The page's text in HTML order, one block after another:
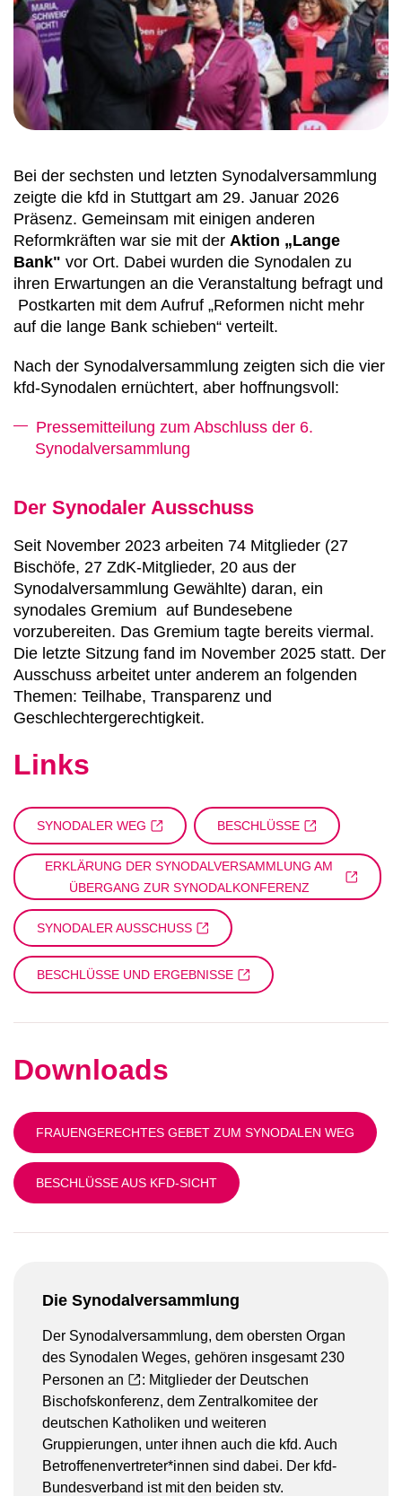
Bei der sechsten und letzten Synodalversammlung
zeigte die kfd in Stuttgart am 29. Januar 2026
Präsenz. Gemeinsam mit einigen anderen
Reformkräften war sie mit der Aktion „Lange
Bank" vor Ort. Dabei wurden die Synodalen zu
ihren Erwartungen an die Veranstaltung befragt und
Postkarten mit dem Aufruf „Reformen nicht mehr
auf die lange Bank schieben“ verteilt.
Nach der Synodalversammlung zeigten sich die vier
kfd-Synodalen ernüchtert, aber hoffnungsvoll:
Pressemitteilung zum Abschluss der 6.
Synodalversammlung
Der Synodaler Ausschuss
Seit November 2023 arbeiten 74 Mitglieder (27
Bischöfe, 27 ZdK-Mitglieder, 20 aus der
Synodalversammlung Gewählte) daran, ein
synodales Gremium auf Bundesebene
vorzubereiten. Das Gremium tagte bereits viermal.
Die letzte Sitzung fand im November 2025 statt. Der
Ausschuss arbeitet unter anderem an folgenden
Themen: Teilhabe, Transparenz und
Geschlechtergerechtigkeit.
Links
SYNODALER WEG BESCHLÜSSE
ERKLÄRUNG DER SYNODALVERSAMMLUNG AM
ÜBERGANG ZUR SYNODALKONFERENZ
SYNODALER AUSSCHUSS
BESCHLÜSSE UND ERGEBNISSE
Downloads
FRAUENGERECHTES GEBET ZUM SYNODALEN WEG
BESCHLÜSSE AUS KFD-SICHT
Die Synodalversammlung
Der Synodalversammlung, dem obersten Organ
des Synodalen Weges, gehören insgesamt 230
Personen an
: Mitglieder der Deutschen
Bischofskonferenz, dem Zentralkomitee der
deutschen Katholiken und weiteren
Gruppierungen, unter ihnen auch die kfd. Auch
Betroffenenvertreter*innen sind dabei. Der kfd-
Bundesverband ist mit den beiden stv.